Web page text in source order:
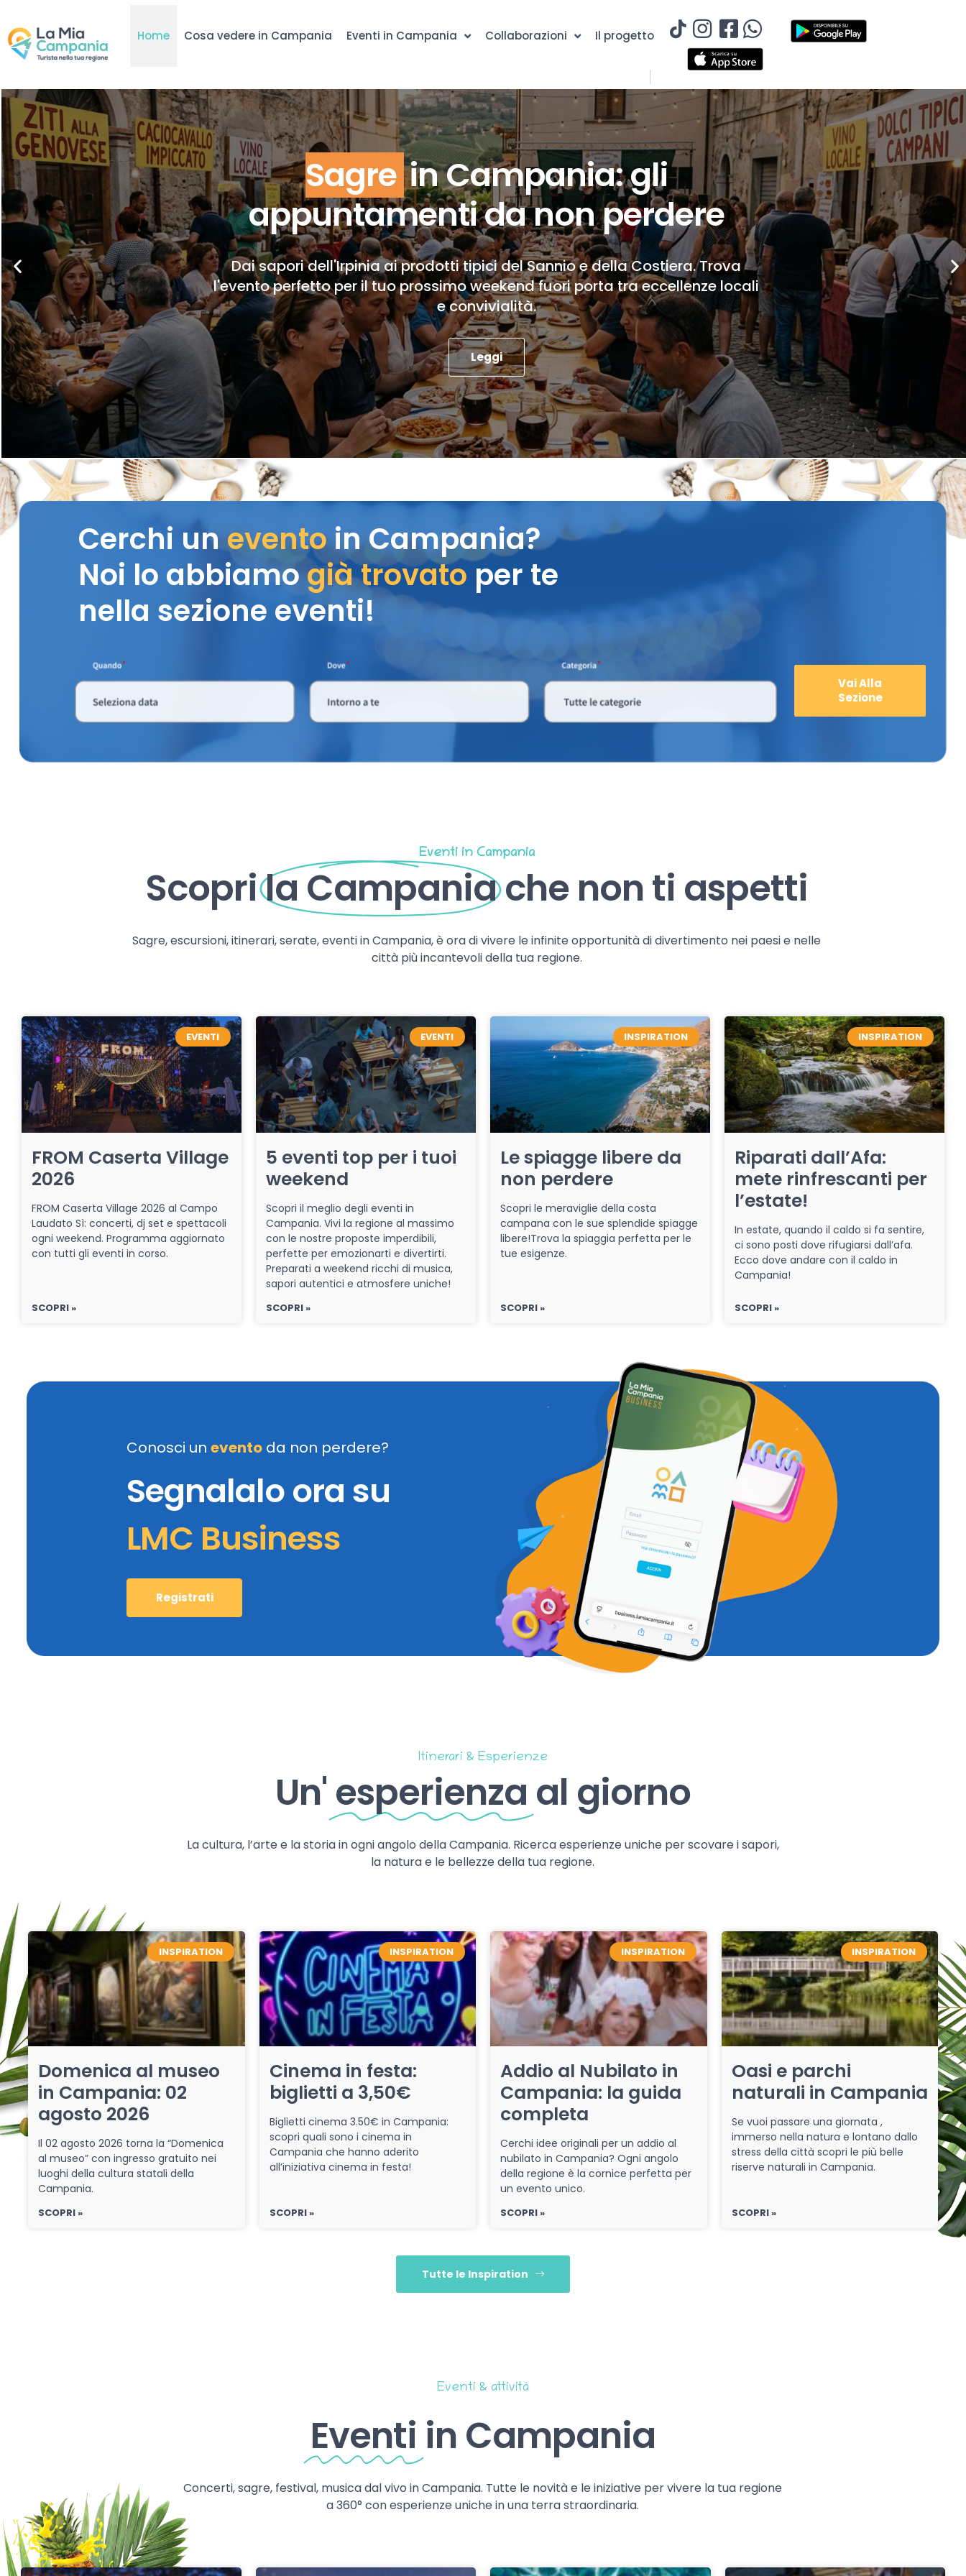
Home Cosa vedere in Campania Eventi in Campania Collaborazioni Il progetto
Sagre in Campania: gli
appuntamenti da non perdere
Dai sapori dell'Irpinia ai prodotti tipici del Sannio e della Costiera. Trova
l'evento perfetto per il tuo prossimo weekend fuori porta tra eccellenze locali
e convivialità.
Leggi
Cerchi uneventoin Campania?
Noi lo abbiamogià trovato per te
nella sezione eventi!
Vai Alla
Sezione
Eventi in Campania
Scoprila Campaniache non ti aspetti
Sagre, escursioni, itinerari, serate, eventi in Campania, è ora di vivere le infinite opportunità di divertimento nei paesi e nelle
città più incantevoli della tua regione.
EVENTI
FROM Caserta Village
2026
FROM Caserta Village 2026 al Campo
Laudato Sì: concerti, dj set e spettacoli
ogni weekend. Programma aggiornato
con tutti gli eventi in corso.
SCOPRI »
EVENTI
5 eventi top per i tuoi
weekend
Scopri il meglio degli eventi in
Campania. Vivi la regione al massimo
con le nostre proposte imperdibili,
perfette per emozionarti e divertirti.
Preparati a weekend ricchi di musica,
sapori autentici e atmosfere uniche!
SCOPRI »
INSPIRATION
Le spiagge libere da
non perdere
Scopri le meraviglie della costa
campana con le sue splendide spiagge
libere!Trova la spiaggia perfetta per le
tue esigenze.
SCOPRI »
INSPIRATION
Riparati dall’Afa:
mete rinfrescanti per
l’estate!
In estate, quando il caldo si fa sentire,
ci sono posti dove rifugiarsi dall’afa.
Ecco dove andare con il caldo in
Campania!
SCOPRI »
Conosci un evento da non perdere?
Segnalalo ora su
LMC Business
Registrati
Itinerari & Esperienze
Un' esperienza al giorno
La cultura, l’arte e la storia in ogni angolo della Campania. Ricerca esperienze uniche per scovare i sapori,
la natura e le bellezze della tua regione.
INSPIRATION
Domenica al museo
in Campania: 02
agosto 2026
Il 02 agosto 2026 torna la “Domenica
al museo” con ingresso gratuito nei
luoghi della cultura statali della
Campania.
SCOPRI »
INSPIRATION
Cinema in festa:
biglietti a 3,50€
Biglietti cinema 3.50€ in Campania:
scopri quali sono i cinema in
Campania che hanno aderito
all’iniziativa cinema in festa!
SCOPRI »
INSPIRATION
Addio al Nubilato in
Campania: la guida
completa
Cerchi idee originali per un addio al
nubilato in Campania? Ogni angolo
della regione è la cornice perfetta per
un evento unico.
SCOPRI »
INSPIRATION
Oasi e parchi
naturali in Campania
Se vuoi passare una giornata ,
immerso nella natura e lontano dallo
stress della città scopri le più belle
riserve naturali in Campania.
SCOPRI »
Tutte le Inspiration
Eventi & attività
Eventi in Campania
Concerti, sagre, festival, musica dal vivo in Campania. Tutte le novità e le iniziative per vivere la tua regione
a 360° con esperienze uniche in una terra straordinaria.